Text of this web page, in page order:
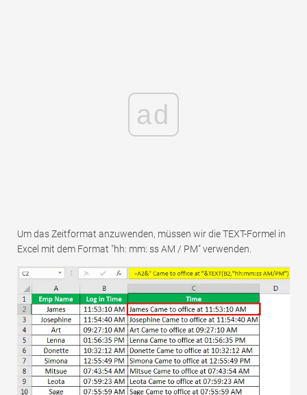
ad
Um das Zeitformat anzuwenden, müssen wir die TEXT-Formel in
Excel mit dem Format "hh: mm: ss AM / PM" verwenden.